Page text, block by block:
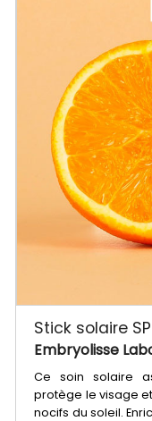
Stick solaire
Embryolisse
Ce soin solaire
protège le visage
nocifs du soleil.